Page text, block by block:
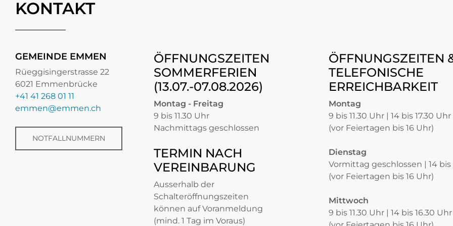
KONTAKT
GEMEINDE EMMEN
Rüeggisingerstrasse 22
6021 Emmenbrücke
+41 41 268 01 11
emmen@emmen.ch
NOTFALLNUMMERN
ÖFFNUNGSZEITEN
SOMMERFERIEN
(13.07.-07.08.2026)
Montag - Freitag
9 bis 11.30 Uhr
Nachmittags geschlossen
TERMIN NACH
VEREINBARUNG
Ausserhalb der
Schalteröffnungszeiten
können auf Voranmeldung
(mind. 1 Tag im Voraus)
ÖFFNUNGSZEITEN
TELEFONISCHE
ERREICHBARKEIT
Montag
9 bis 11.30 Uhr | 14 bis 17.30 Uhr
(vor Feiertagen bis 16 Uhr)
Dienstag
Vormittag geschlossen | 14 bis
(vor Feiertagen bis 16 Uhr)
Mittwoch
9 bis 11.30 Uhr | 14 bis 16.30 Uhr